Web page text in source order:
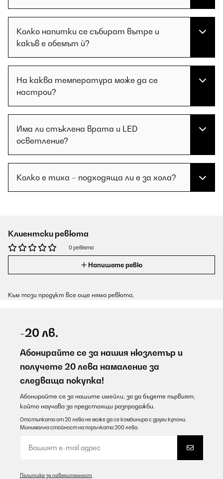
Колко напитки се събират вътре и
какъв е обемът ѝ?
На каква температура може да се
настрои?
Има ли стъклена врата и LED
осветление?
Колко е тиха – подходяща ли е за хола?
Клиентски ревюта
0 ревюта
Напишете ревю
Към този продукт все още няма ревюта.
-20 лв.
Абонирайте се за нашия нюзлетър и
получете 20 лева намаление за
следваща покупка!
Абонирайте се за нашите имейли, за да бъдете първият,
който научава за предстоящи разпродажби.
Отстъпката от 20 лева не може да се комбинира с други купони.
Минимална стойност на поръчката 200 лева.
Политика за поверителност